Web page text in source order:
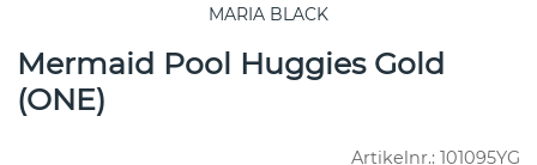
MARIA BLACK
Mermaid Pool Huggies Gold
(ONE)
Artikelnr.: 101095YG